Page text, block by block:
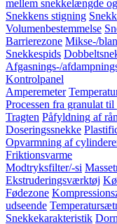
mellem snekkelængde
Snekkens stigning
Volumenbestemmelse
Barrierezone Mikse-/
Snekkespids
Afgasnings-/
Kontrolpanel
Amperemeter
Processen fra granulat
Tragten Påfyldning af
Doseringssnekke
Opvarmning af
Friktionsvarme
Modtryksfilter/-si
Ekstruderingsværktøj
Fødezone
udseende
Snekkekarakteristik